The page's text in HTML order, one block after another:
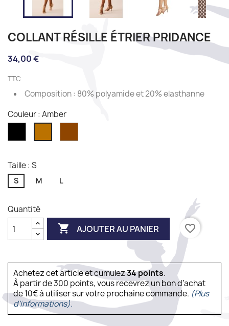
COLLANT RÉSILLE ÉTRIER PRIDANCE
34,00 €
TTC
Composition : 80% polyamide et 20% elasthanne
Couleur : Amber
Taille : S
S M L
Quantité
 AJOUTER AU PANIER favorite_border
Achetez cet article et cumulez34points.
À partir de 300 points, vous recevrez un bon d’achat
de 10€ à utiliser sur votre prochaine commande. (Plus
d'informations).